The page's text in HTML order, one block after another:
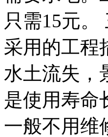
只需15元。
采用的工程
水土流失，
是使用寿命
一般不用维